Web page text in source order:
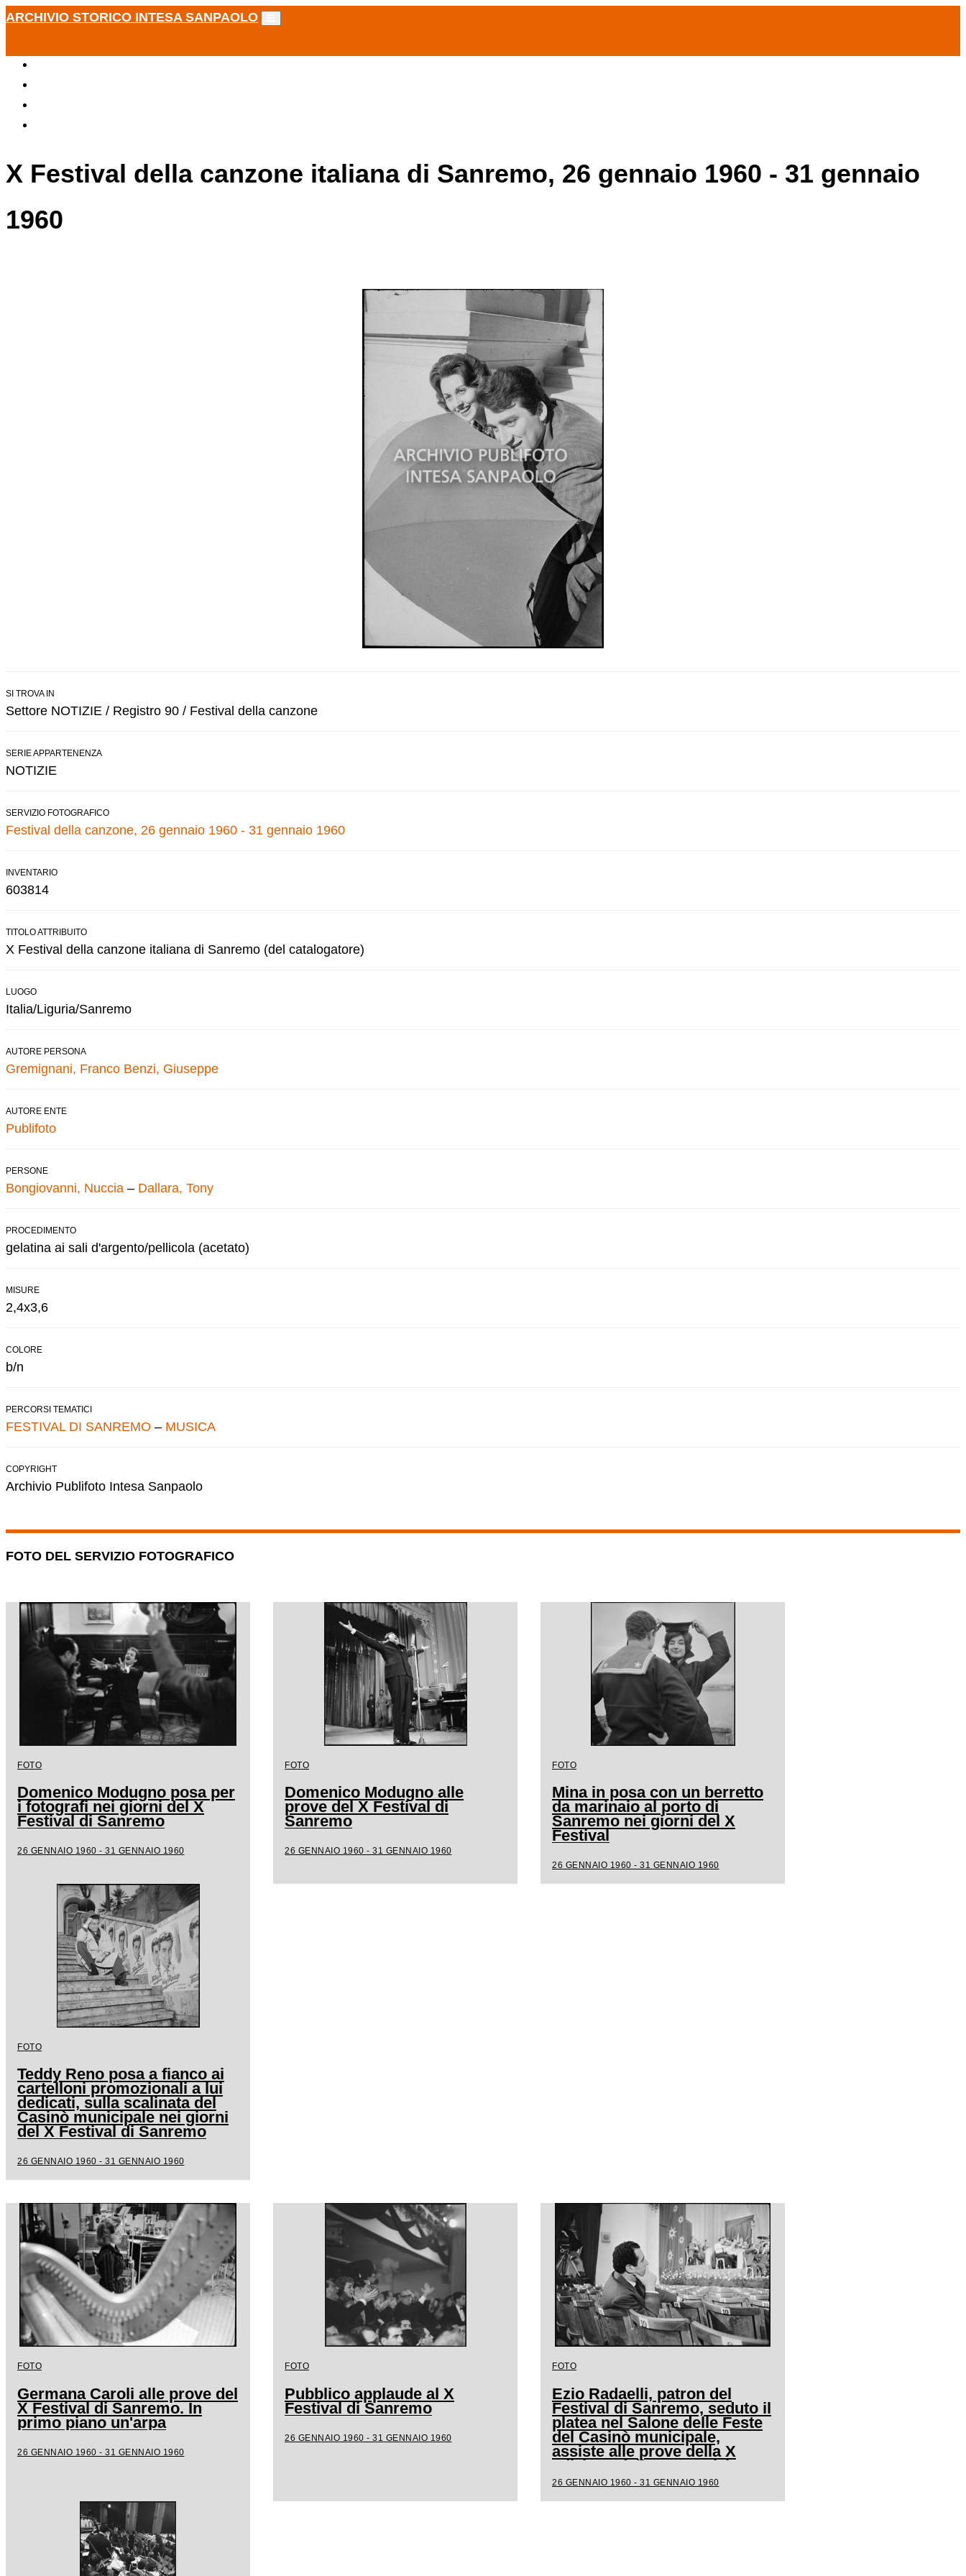
ARCHIVIO STORICO INTESA SANPAOLO
X Festival della canzone italiana di Sanremo, 26 gennaio 1960 - 31 gennaio
1960
SI TROVA IN
Settore NOTIZIE / Registro 90 / Festival della canzone
SERIE APPARTENENZA
NOTIZIE
SERVIZIO FOTOGRAFICO
Festival della canzone, 26 gennaio 1960 - 31 gennaio 1960
INVENTARIO
603814
TITOLO ATTRIBUITO
X Festival della canzone italiana di Sanremo (del catalogatore)
LUOGO
Italia/Liguria/Sanremo
AUTORE PERSONA
Gremignani, Franco Benzi, Giuseppe
AUTORE ENTE
Publifoto
PERSONE
Bongiovanni, Nuccia – Dallara, Tony
PROCEDIMENTO
gelatina ai sali d'argento/pellicola (acetato)
MISURE
2,4x3,6
COLORE
b/n
PERCORSI TEMATICI
FESTIVAL DI SANREMO – MUSICA
COPYRIGHT
Archivio Publifoto Intesa Sanpaolo
FOTO DEL SERVIZIO FOTOGRAFICO
FOTO
Domenico Modugno posa per
i fotografi nei giorni del X
Festival di Sanremo
26 GENNAIO 1960 - 31 GENNAIO 1960
FOTO
Domenico Modugno alle
prove del X Festival di
Sanremo
26 GENNAIO 1960 - 31 GENNAIO 1960
FOTO
Mina in posa con un berretto
da marinaio al porto di
Sanremo nei giorni del X
Festival
26 GENNAIO 1960 - 31 GENNAIO 1960
FOTO
Teddy Reno posa a fianco ai
cartelloni promozionali a lui
dedicati, sulla scalinata del
Casinò municipale nei giorni
del X Festival di Sanremo
26 GENNAIO 1960 - 31 GENNAIO 1960
FOTO
Germana Caroli alle prove del
X Festival di Sanremo. In
primo piano un'arpa
26 GENNAIO 1960 - 31 GENNAIO 1960
FOTO
Pubblico applaude al X
Festival di Sanremo
26 GENNAIO 1960 - 31 GENNAIO 1960
FOTO
Ezio Radaelli, patron del
Festival di Sanremo, seduto il
platea nel Salone delle Feste
del Casinò municipale,
assiste alle prove della X
edizione della competizione
canora
26 GENNAIO 1960 - 31 GENNAIO 1960